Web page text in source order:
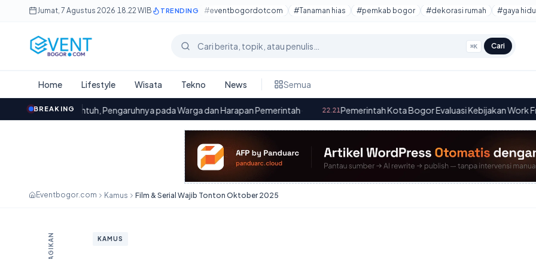
Lewati ke konten utama
Jumat, 7 Agustus 2026·18.22 WIB TRENDING #eventbogordotcom #Tanaman hias #pemkab bogor #dekorasi rumah #gaya
Cari berita ⌘K Cari
Home Lifestyle Wisata Tekno News Semua
BREAKING
Runtuh, Pengaruhnya pada Warga dan Harapan Pemerintah· 22.21Pemerintah Kota Bogor Evaluasi Kebijakan Work From Home
Eventbogor.com Kamus Film & Serial Wajib Tonton Oktober 2025
BAGIKAN KAMUS